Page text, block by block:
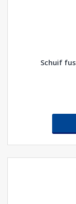
Schuif